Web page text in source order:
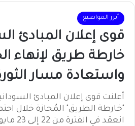
أبرز المواضيع
قوى إعلان المبادئ
خارطة طريق لإنهاء
واستعادة مسار
أعلنت قوى إعلان المبادئ
"خارطة الطريق" المُجازة خلال